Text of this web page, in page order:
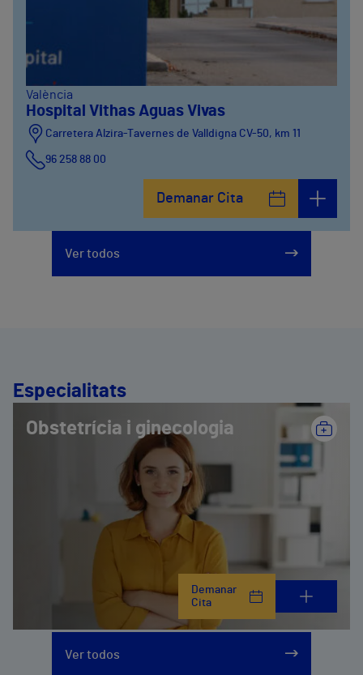
València
Hospital Vithas Aguas Vivas
Carretera Alzira-Tavernes de Valldigna CV-50, km 11
96 258 88 00
Demanar Cita
Ver todos
Especialitats
Obstetrícia i ginecologia
Demanar
Cita
Ver todos